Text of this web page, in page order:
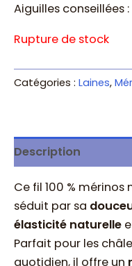
Aiguilles conseillées
Rupture de stock
Catégories : Laines,
Description
Ce fil 100 %
séduit par sa
élasticité naturelle
Parfait pour les
quotidien, il offre un